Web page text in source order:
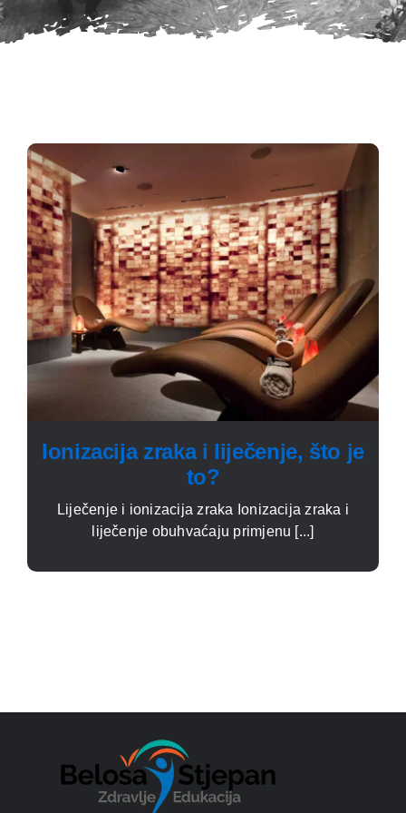
Ionizacija zraka i liječenje, što je
to?
Liječenje i ionizacija zraka Ionizacija zraka i
liječenje obuhvaćaju primjenu [...]